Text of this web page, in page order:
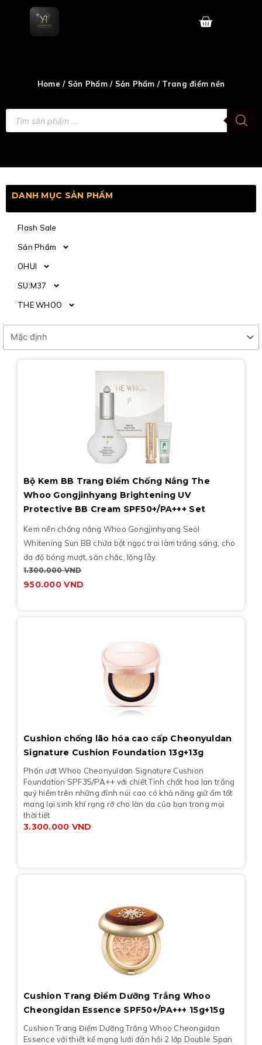
content
Home / Sản Phẩm/ Sản Phẩm / Trang điểm nền
Tìm
kiếm
sản
DANH MỤC SẢN PHẨM
Flash Sale
Sản Phẩm
OHUI
SU:M37
THE WHOO
Bộ Kem BB Trang Điểm Chống Nắng The
Whoo Gongjinhyang Brightening UV
Protective BB Cream SPF50+/PA+++ Set
Kem nền chống nắng Whoo Gongjinhyang Seol
Whitening Sun BB chứa bột ngọc trai làm trắng sáng, cho
da độ bóng mượt, săn chắc, lộng lẫy.
1.300.000VND
950.000VND
Cushion chống lão hóa cao cấp Cheonyuldan
Signature Cushion Foundation 13g+13g
Phấn ướt Whoo Cheonyuldan Signature Cushion
Foundation SPF35/PA++ với chiết Tinh chất hoa lan trắng
quý hiếm trên những đỉnh núi cao có khả năng giữ ẩm tốt
mang lại sinh khí rạng rỡ cho làn da của bạn trong mọi
thời tiết
3.300.000 VND
Cushion Trang Điểm Dưỡng Trắng Whoo
Cheongidan Essence SPF50+/PA+++ 15g+15g
Cushion Trang Điểm Dưỡng Trắng Whoo Cheongidan
Essence với thiết kế mạng lưới đàn hồi 2 lớp Double Span